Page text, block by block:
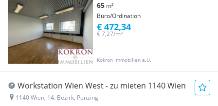
65 m²
Büro/Ordination
Kokron Immobilien e.U.
€ 7,27/m²
€ 472,34
Workstation Wien West - zu mieten 1140 Wien
1140 Wien, 14. Bezirk, Penzing